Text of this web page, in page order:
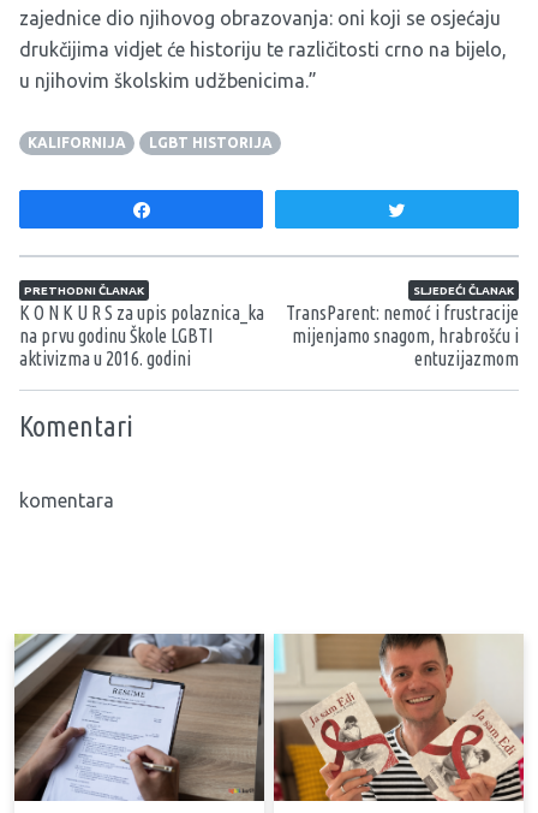
zajednice dio njihovog obrazovanja: oni koji se osjećaju
drukčijima vidjet će historiju te različitosti crno na bijelo,
u njihovim školskim udžbenicima.”
KALIFORNIJA LGBT HISTORIJA
Navigacija članaka
PRETHODNI ČLANAK
K O N K U R S za upis polaznica_ka
na prvu godinu Škole LGBTI
aktivizma u 2016. godini
SLJEDEĆI ČLANAK
TransParent: nemoć i frustracije
mijenjamo snagom, hrabrošću i
entuzijazmom
Komentari
komentara